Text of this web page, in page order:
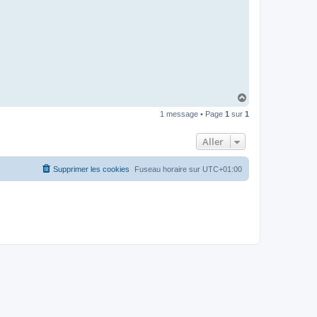
u
1 message • Page 1 sur 1
Aller
Fuseau horaire sur UTC+01:00
Supprimer les cookies